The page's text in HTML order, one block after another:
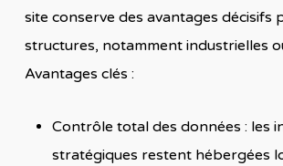
site conserve des avantages décisifs
structures, notamment industrielles
Avantages clés :
Contrôle total des données : les
stratégiques restent hébergées